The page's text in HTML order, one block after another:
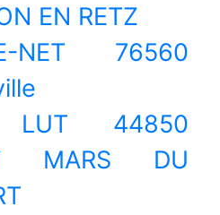
EN RETZ
NET 76560
LUT 44850
MARS DU